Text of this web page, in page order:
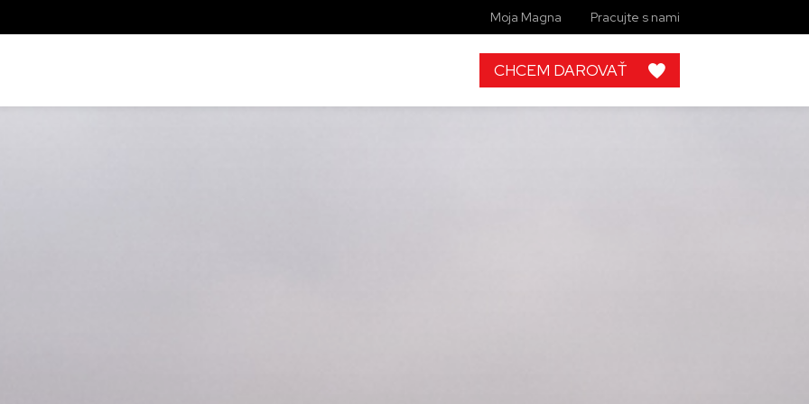
Moja Magna Pracujte s nami
CHCEM DAROVAŤ